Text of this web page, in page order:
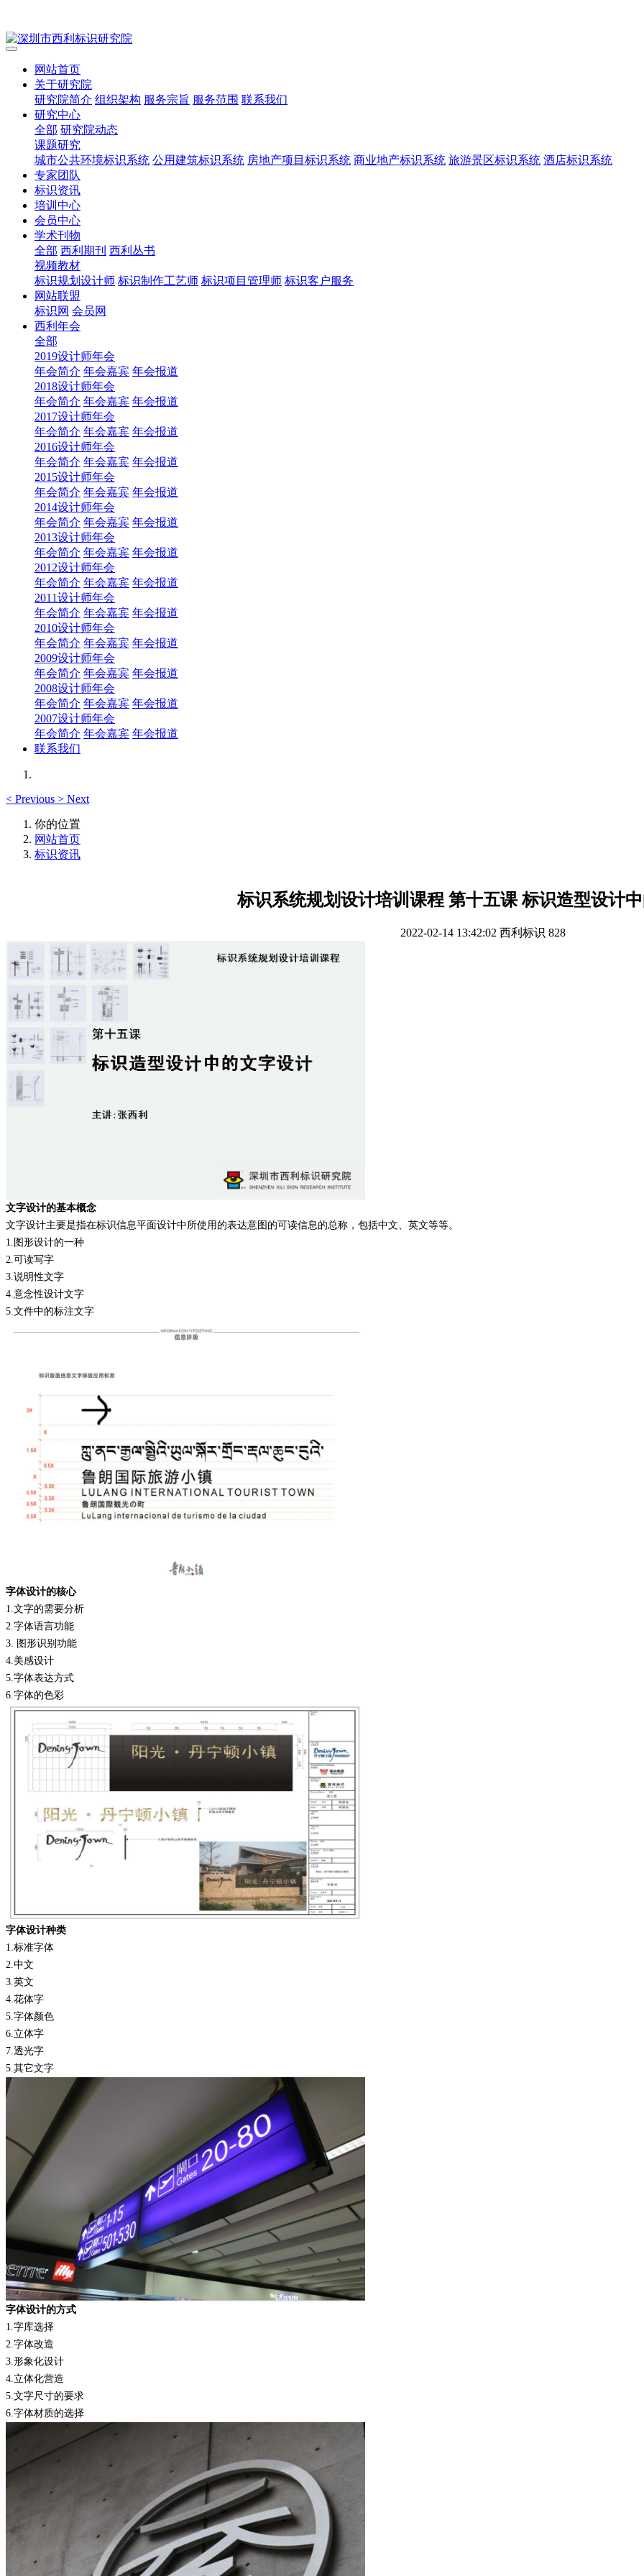
网站首页
关于研究院
研究院简介 组织架构 服务宗旨 服务范围 联系我们
研究中心
全部 研究院动态
课题研究
城市公共环境标识系统 公用建筑标识系统 房地产项目标识系统 商业地产标识系统 旅游景区标识系统 酒店标识系统
专家团队
标识资讯
培训中心
会员中心
学术刊物
全部 西利期刊 西利丛书
视频教材
标识规划设计师 标识制作工艺师 标识项目管理师 标识客户服务
网站联盟
标识网 会员网
西利年会
全部
2019设计师年会
年会简介 年会嘉宾 年会报道
2018设计师年会
年会简介 年会嘉宾 年会报道
2017设计师年会
年会简介 年会嘉宾 年会报道
2016设计师年会
年会简介 年会嘉宾 年会报道
2015设计师年会
年会简介 年会嘉宾 年会报道
2014设计师年会
年会简介 年会嘉宾 年会报道
2013设计师年会
年会简介 年会嘉宾 年会报道
2012设计师年会
年会简介 年会嘉宾 年会报道
2011设计师年会
年会简介 年会嘉宾 年会报道
2010设计师年会
年会简介 年会嘉宾 年会报道
2009设计师年会
年会简介 年会嘉宾 年会报道
2008设计师年会
年会简介 年会嘉宾 年会报道
2007设计师年会
年会简介 年会嘉宾 年会报道
联系我们
< Previous > Next
你的位置
网站首页
标识资讯
标识系统规划设计培训课程 第十五课 标识造型设计
2022-02-14 13:42:02 西利标识 828
文字设计的基本概念
文字设计主要是指在标识信息平面设计中所使用的表达意图的可读信息的总称，包括中文、英文等等。
1. 图形设计的一种
2. 可读写字
3. 说明性文字
4. 意念性设计文字
5. 文件中的标注文字
字体设计的核心
1. 文字的需要分析
2. 字体语言功能
3.
图形识别功能
4. 美感设计
5. 字体表达方式
6. 字体的色彩
字体设计种类
1. 标准字体
2. 中文
3. 英文
4. 花体字
5. 字体颜色
6. 立体字
7. 透光字
5. 其它文字
字体设计的方式
1. 字库选择
2. 字体改造
3. 形象化设计
4. 立体化营造
5. 文字尺寸的要求
6. 字体材质的选择